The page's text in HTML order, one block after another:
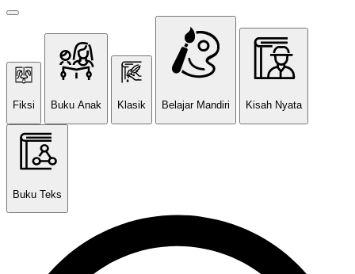
Fiksi Buku Anak Klasik Belajar Mandiri Kisah Nyata
Buku Teks